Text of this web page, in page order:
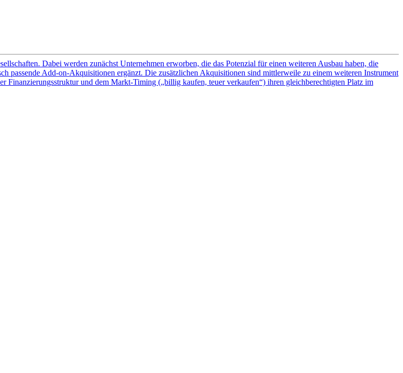
Dabei werden zunächst Unternehmen erworben, die das Potenzial für einen weiteren Ausbau haben, die
passende Add-on-Akquisitionen ergänzt. Die zusätzlichen Akquisitionen sind mittlerweile zu einem weiteren Instrument
Finanzierungsstruktur und dem Markt-Timing („billig kaufen, teuer verkaufen“) ihren gleichberechtigten Platz im